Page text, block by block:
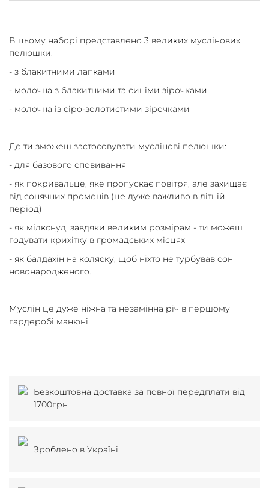
В цьому наборі представлено 3 великих муслінових
пелюшки:
- з блакитними лапками
- молочна з блакитними та синіми зірочками
- молочна із сіро-золотистими зірочками
Де ти зможеш застосовувати муслінові пелюшки:
- для базового сповивання
- як покривальце, яке пропускає повітря, але захищає
від сонячних променів (це дуже важливо в літній
період)
- як мілкснуд, завдяки великим розмірам - ти можеш
годувати крихітку в громадських місцях
- як балдахін на коляску, щоб ніхто не турбував сон
новонародженого.
Муслін це дуже ніжна та незамінна річ в першому
гардеробі манюні.
Безкоштовна доставка за повної передплати від
1700грн
Зроблено в Україні